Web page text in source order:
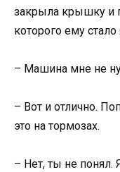
закрыла крышку и
которого ему
– Машина мне не
– Вот и отлично.
это на тормозах.
– Нет, ты не понял.